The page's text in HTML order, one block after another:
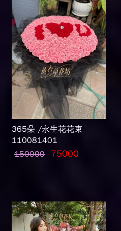
365朵 /永生花花束
110081401
150000
75000